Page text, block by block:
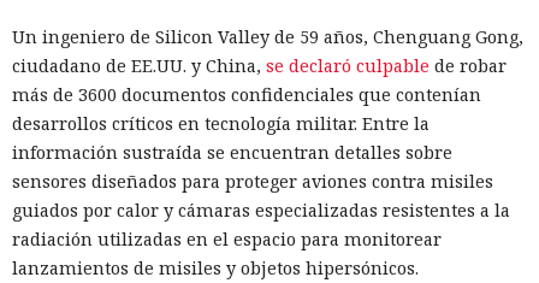
Un ingeniero de Silicon Valley de 59 años, Chenguang Gong,
ciudadano de EE.UU. y China, se declaró culpable de robar
más de 3600 documentos confidenciales que contenían
desarrollos críticos en tecnología militar. Entre la
información sustraída se encuentran detalles sobre
sensores diseñados para proteger aviones contra misiles
guiados por calor y cámaras especializadas resistentes a la
radiación utilizadas en el espacio para monitorear
lanzamientos de misiles y objetos hipersónicos.